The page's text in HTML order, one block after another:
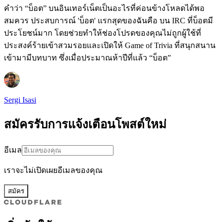
คำว่า “บ็อต” บนอินเทอร์เน็ตเป็นอะไรที่ค่อนข้างโหลดได้พอ
สมควร ประสบการณ์ 'บ็อต' แรกสุดของฉันคือ บน IRC ที่บ็อตมี
ประโยชน์มาก โดยช่วยทำให้ช่องโปรดของคุณไม่ถูกผู้ใช้ที่
ประสงค์ร้ายเข้าสวมรอยและเปิดให้ Game of Trivia ที่สนุกสนาน
เข้ามามีบทบาท ซึ่งเมื่อประมาณห้าปีที่แล้ว “บ็อต”
Sergi Isasi
สมัครรับการแจ้งเตือนโพสต์ใหม่
อีเมล
เราจะไม่เปิดเผยอีเมลของคุณ
สมัคร